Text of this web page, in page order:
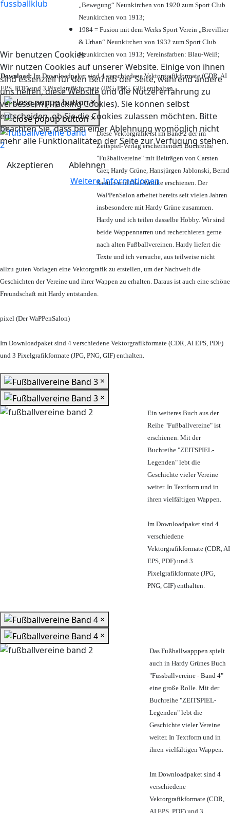
Wir benutzen Cookies
Wir nutzen Cookies auf unserer Website. Einige von ihnen
sind essenziell für den Betrieb der Seite, während andere
uns helfen, diese Website und die Nutzererfahrung zu
verbessern (Tracking Cookies). Sie können selbst
entscheiden, ob Sie die Cookies zulassen möchten. Bitte
beachten Sie, dass bei einer Ablehnung womöglich nicht
mehr alle Funktionalitäten der Seite zur Verfügung stehen.
Akzeptieren
Ablehnen
Weitere Informationen
„Bewegung“ Neunkirchen von 1920 zum Sport Club
Neunkirchen von 1913;
1984 = Fusion mit dem Werks Sport Verein „Brevillier
& Urban“ Neunkirchen von 1932 zum Sport Club
Neunkirchen von 1913; Vereinsfarben: Blau-Weiß;
Download: Im Downloadpaket sind 4 verschiedene Vektorgrafikformate (CDR, AI
EPS, PDF) und 3 Pixelgrafikformate (JPG, PNG, GIF) enthalten.
×
×
Diese Vektorgrafik ist im Band 2 der im
Zeitspiel-Verlag erscheinenden Buchreihe
"Fußballvereine" mit Beiträgen von Carsten
Gier, Hardy Grüne, Hansjürgen Jablonski, Bernd
Sautter und Olaf Wuttke erschienen. Der
WaPPenSalon arbeitet bereits seit vielen Jahren
insbesondere mit Hardy Grüne zusammen.
Hardy und ich teilen dasselbe Hobby. Wir sind
beide Wappennarren und recherchieren gerne
nach alten Fußballvereinen. Hardy liefert die
Texte und ich versuche, aus teilweise nicht
allzu guten Vorlagen eine Vektorgrafik zu erstellen, um der Nachwelt die
Geschichten der Vereine und ihrer Wappen zu erhalten. Daraus ist auch eine schöne
Freundschaft mit Hardy entstanden.
pixel (Der WaPPenSalon)
Im Downloadpaket sind 4 verschiedene Vektorgrafikformate (CDR, AI EPS, PDF)
und 3 Pixelgrafikformate (JPG, PNG, GIF) enthalten.
×
×
Ein weiteres Buch aus der
Reihe "Fußballvereine" ist
erschienen. Mit der
Buchreihe "ZEITSPIEL-
Legenden" lebt die
Geschichte vieler Vereine
weiter. In Textform und in
ihren vielfältigen Wappen.
Im Downloadpaket sind 4
verschiedene
Vektorgrafikformate (CDR, AI
EPS, PDF) und 3
Pixelgrafikformate (JPG,
PNG, GIF) enthalten.
×
×
Das Fußballwapppen spielt
auch in Hardy Grünes Buch
"Fussballvereine - Band 4"
eine große Rolle. Mit der
Buchreihe "ZEITSPIEL-
Legenden" lebt die
Geschichte vieler Vereine
weiter. In Textform und in
ihren vielfältigen Wappen.
Im Downloadpaket sind 4
verschiedene
Vektorgrafikformate (CDR,
AI EPS, PDF) und 3